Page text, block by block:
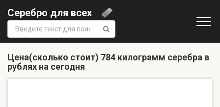
Серебро для всех
Поиск:
Цена(сколько стоит) 784 килограмм серебра в
рублях на сегодня